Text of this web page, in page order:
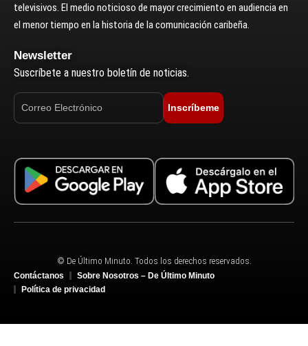
televisivos. El medio noticioso de mayor crecimiento en audiencia en
el menor tiempo en la historia de la comunicación caribeña.
Newsletter
Suscríbete a nuestro boletín de noticias.
Inscríbeme
© De Último Minuto. Todos los derechos reservados.
Contáctanos
Sobre Nosotros – De Último Minuto
Política de privacidad